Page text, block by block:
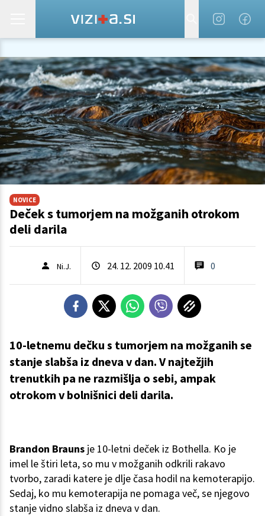
NOVICE
Deček s tumorjem na možganih otrokom
deli darila
Ni.J. 24. 12. 2009 10.41 0
10-letnemu dečku s tumorjem na možganih se
stanje slabša iz dneva v dan. V najtežjih
trenutkih pa ne razmišlja o sebi, ampak
otrokom v bolnišnici deli darila.
Brandon Brauns je 10-letni deček iz Bothella. Ko je
imel le štiri leta, so mu v možganih odkrili rakavo
tvorbo, zaradi katere je dlje časa hodil na kemoterapijo.
Sedaj, ko mu kemoterapija ne pomaga več, se njegovo
stanje vidno slabša iz dneva v dan.